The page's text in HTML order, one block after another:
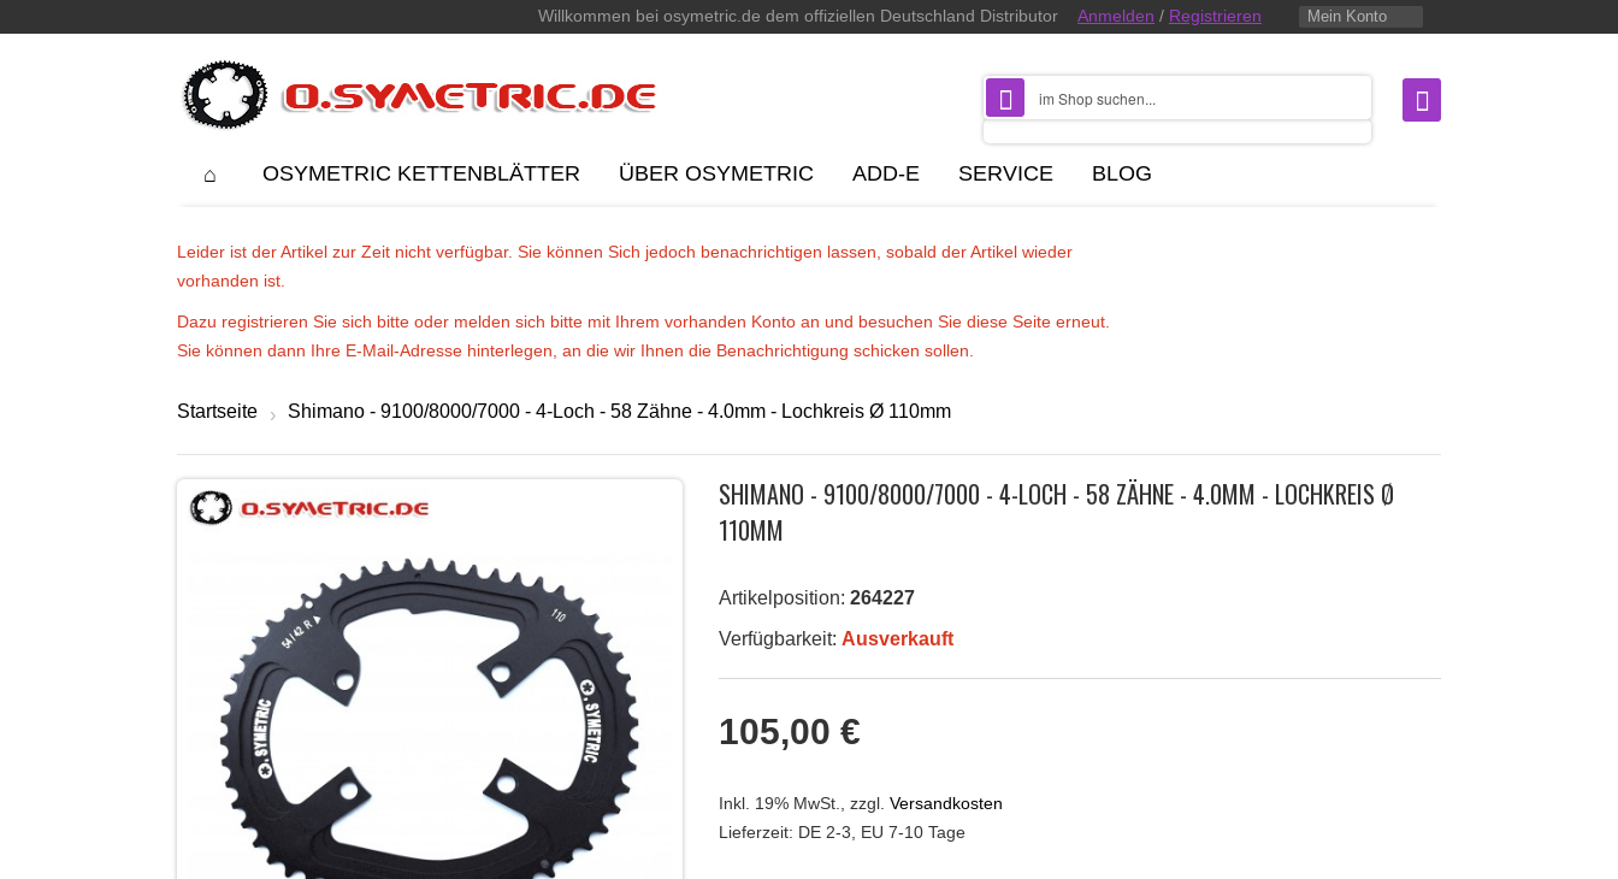
Willkommen bei osymetric.de dem offiziellen Deutschland Distributor Anmelden / Registrieren Mein Konto
OSYMETRIC KETTENBLÄTTER ÜBER OSYMETRIC ADD-E SERVICE BLOG
Leider ist der Artikel zur Zeit nicht verfügbar. Sie können Sich jedoch benachrichtigen lassen, sobald der Artikel wieder
vorhanden ist.
Dazu registrieren Sie sich bitte oder melden sich bitte mit Ihrem vorhanden Konto an und besuchen Sie diese Seite erneut.
Sie können dann Ihre E-Mail-Adresse hinterlegen, an die wir Ihnen die Benachrichtigung schicken sollen.
Startseite › Shimano - 9100/8000/7000 - 4-Loch - 58 Zähne - 4.0mm - Lochkreis Ø 110mm
SHIMANO - 9100/8000/7000 - 4-LOCH - 58 ZÄHNE - 4.0MM - LOCHKREIS Ø
110MM
Artikelposition: 264227
Verfügbarkeit: Ausverkauft
105,00 €
Inkl. 19% MwSt. zzgl. Versandkosten
Lieferzeit: DE 2-3, EU 7-10 Tage